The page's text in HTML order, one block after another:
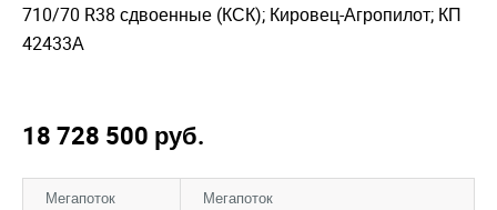
710/70 R38 сдвоенные (КСК); Кировец-Агропилот; КП
42433А
18 728 500 руб.
Мегапоток Мегапоток